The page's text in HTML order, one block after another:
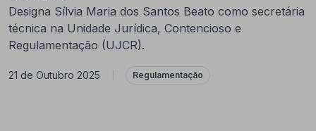
Designa Sílvia Maria dos Santos Beato como secretária
técnica na Unidade Jurídica, Contencioso e
Regulamentação (UJCR).
21 de Outubro 2025 Regulamentação